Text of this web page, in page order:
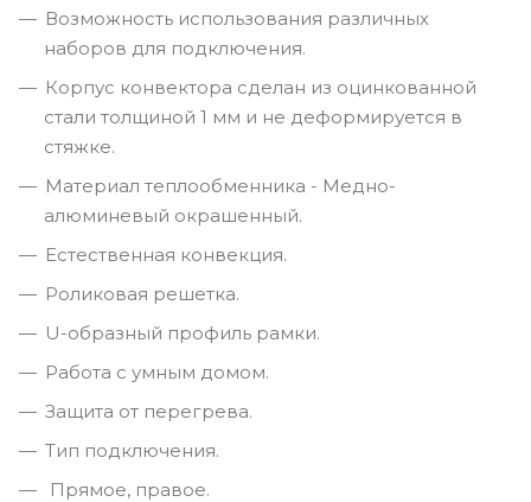
Возможность использования различных
наборов для подключения.
Корпус конвектора сделан из оцинкованной
стали толщиной 1 мм и не деформируется в
стяжке.
Материал теплообменника - Медно-
алюминевый окрашенный.
Естественная конвекция.
Роликовая решетка.
U-образный профиль рамки.
Работа с умным домом.
Защита от перегрева.
Тип подключения.
Прямое, правое.